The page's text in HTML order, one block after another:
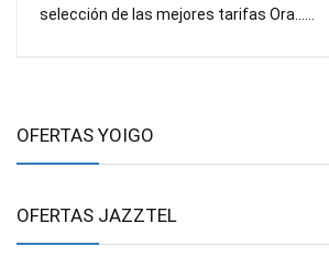
selección de las mejores tarifas Ora……
OFERTAS YOIGO
OFERTAS JAZZTEL